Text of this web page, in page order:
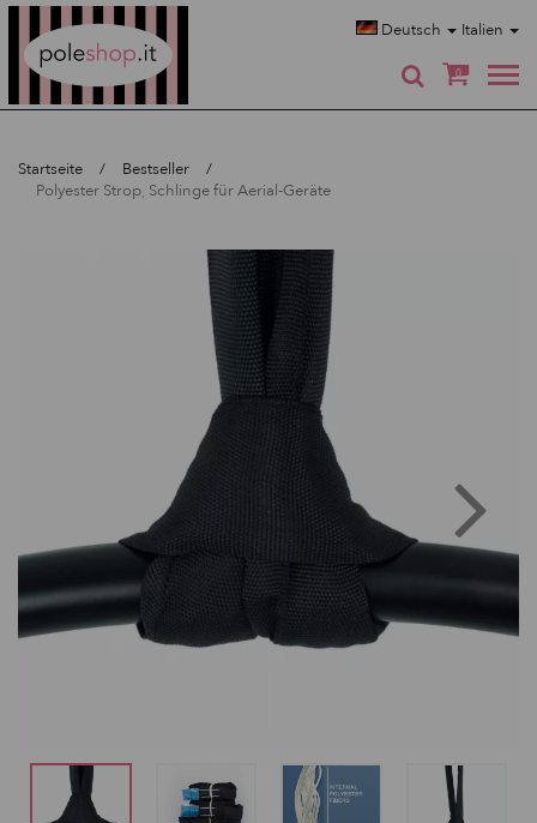
Deutsch Italien
0
Startseite
Bestseller
Polyester Strop, Schlinge für Aerial-Geräte